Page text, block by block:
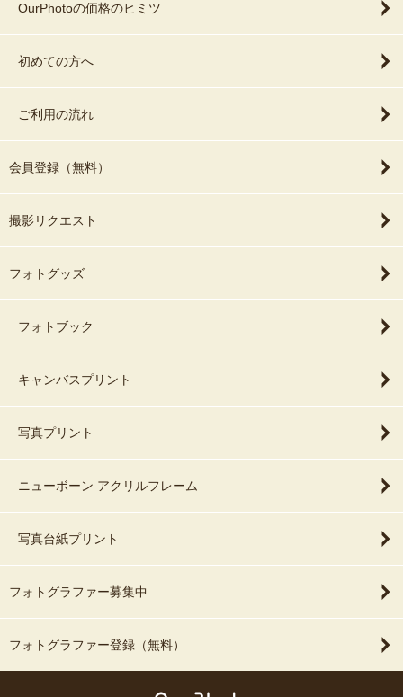
OurPhotoの価格のヒミツ
初めての方へ
ご利用の流れ
会員登録（無料）
撮影リクエスト
フォトグッズ
フォトブック
キャンバスプリント
写真プリント
ニューボーン アクリルフレーム
写真台紙プリント
フォトグラファー募集中
フォトグラファー登録（無料）